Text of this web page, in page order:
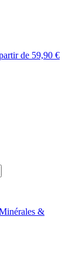
de 59,90 €
&